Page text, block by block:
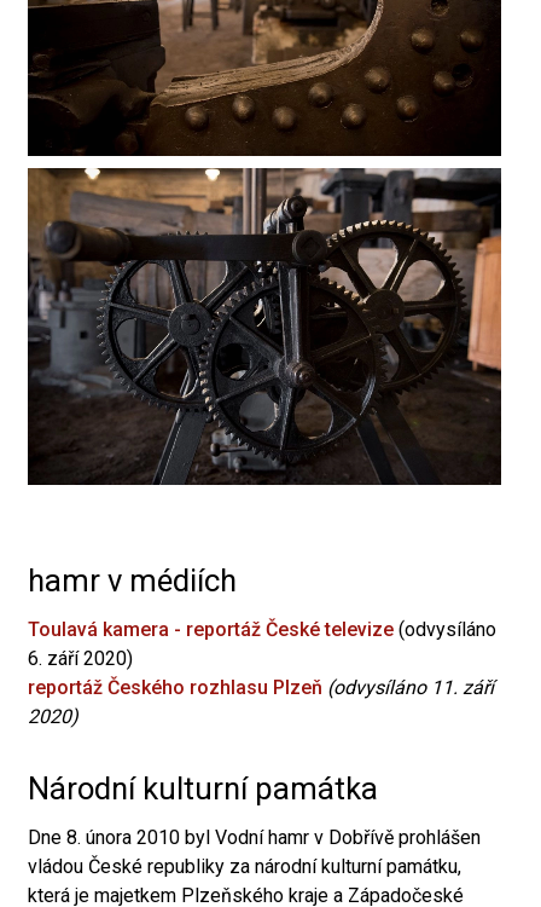
hamr v médiích
Toulavá kamera - reportáž České televize (odvysíláno
6. září 2020)
reportáž Českého rozhlasu Plzeň (odvysíláno 11. září
2020)
Národní kulturní památka
Dne 8. února 2010 byl Vodní hamr v Dobřívě prohlášen
vládou České republiky za národní kulturní památku,
která je majetkem Plzeňského kraje a Západočeské